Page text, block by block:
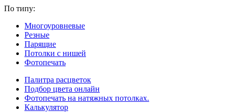
По типу:
Многоуровневые
Резные
Парящие
Потолки с нишей
Фотопечать
Палитра расцветок
Подбор цвета онлайн
Фотопечать на натяжных потолках.
Калькулятор